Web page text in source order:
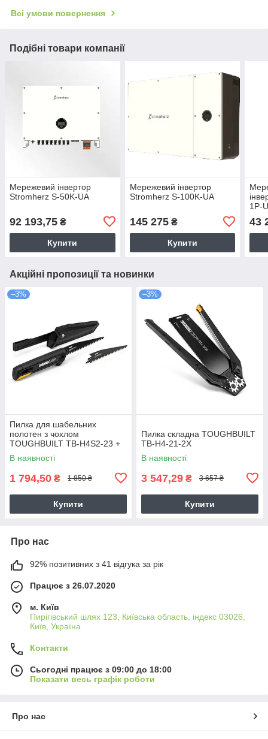
Всі умови повернення
Подібні товари компанії
Мережевий інвертор
Stromherz S-50K-UA
92 193,75 ₴
Купити
Мережевий інвертор
Stromherz S-100K-UA
145 275₴
Купити
1Р-
43
Акційні пропозиції та новинки
–3%
Пилка для шабельних
полотен з чохлом
TOUGHBUILT TB-H4S2-23 +
1 полотно
В наявності
1 794,50 ₴ 1 850 ₴
Купити
–3%
Пилка складна TOUGHBUILT
TB-H4-21-2X
В наявності
3 547,29 ₴ 3 657 ₴
Купити
Про нас
92% позитивних з 41 відгука за рік
Працює з 26.07.2020
м. Київ
Пирігівський шлях 123, Київська область, індекс 03026,
Київ, Україна
Контакти
Сьогодні працює з 09:00 до 18:00
Показати весь графік роботи
Про нас